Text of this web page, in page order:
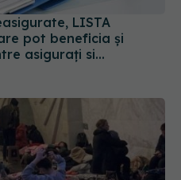
pot beneficia și
asigurați si
pe persoană pe an